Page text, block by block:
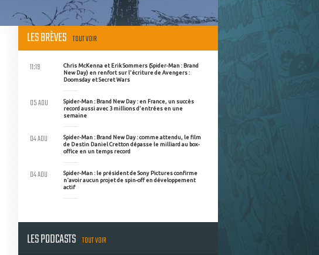
LES BRÈVES TOUT VOIR
Chris McKenna et Erik Sommers (Spider-Man : Brand
New Day) en renfort sur l'écriture de Avengers :
Doomsday et Secret Wars
11:19
Spider-Man : Brand New Day : en France, un succès
record aussi avec 3 millions d'entrées en une
semaine
05 AOU
Spider-Man : Brand New Day : comme attendu, le film
de Destin Daniel Cretton dépasse le milliard au box-
office en un temps record
04 AOU
Spider-Man : le président de Sony Pictures confirme
n'avoir aucun projet de spin-off en développement
actif
04 AOU
LES PODCASTS TOUT VOIR